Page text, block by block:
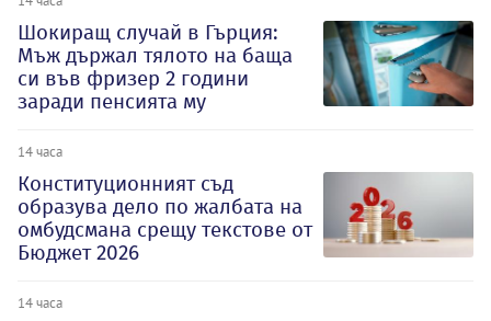
Шокиращ случай в Гърция:
Мъж държал тялото на баща
си във фризер 2 години
заради пенсията му
14 часа
Конституционният съд
образува дело по жалбата на
омбудсмана срещу текстове от
Бюджет 2026
14 часа